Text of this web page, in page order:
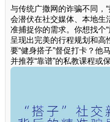
与传统广撒网的诈骗不同，
会潜伏在社交媒体、本地生
准捕捉你的需求。你想找个
呈现出完美的行程规划和高
要“健身搭子”督促打卡？他
并推荐“靠谱”的私教课程或